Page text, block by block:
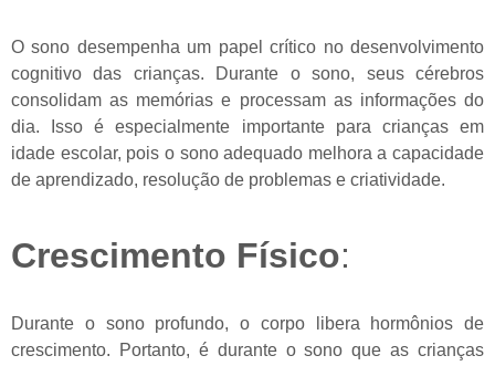
O sono desempenha um papel crítico no desenvolvimento
cognitivo das crianças. Durante o sono, seus cérebros
consolidam as memórias e processam as informações do
dia. Isso é especialmente importante para crianças em
idade escolar, pois o sono adequado melhora a capacidade
de aprendizado, resolução de problemas e criatividade.
Crescimento Físico:
Durante o sono profundo, o corpo libera hormônios de
crescimento. Portanto, é durante o sono que as crianças